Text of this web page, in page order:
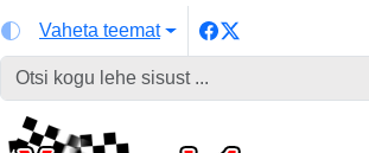
Vaheta teemat